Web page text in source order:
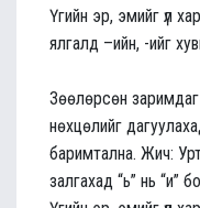
Үгийн эр, эмийг үл
ялгалд –ийн, -ийг
Зөөлөрсөн заримдаг
нөхцөлийг
баримтална. Жич:
залгахад “ь” нь “и”